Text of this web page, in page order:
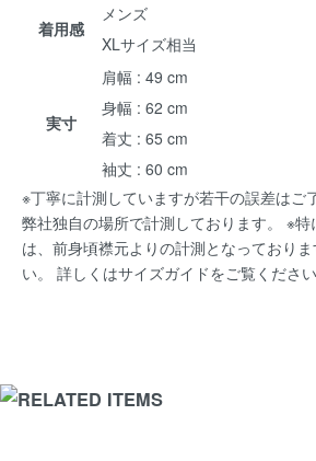
着用感
メンズ
XLサイズ相当
実寸
肩幅 : 49 cm
身幅 : 62 cm
着丈 : 65 cm
袖丈 : 60 cm
※丁寧に計測していますが若干の誤差はご
弊社独自の場所で計測しております。 ※特
は、前身頃襟元よりの計測となっており
い。 詳しくはサイズガイドをご覧ください